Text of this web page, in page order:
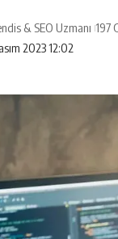
2023 12:02
& SEO Uzmanı 197